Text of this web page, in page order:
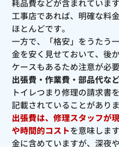
耗品費などが含まれていま
工事店であれば、明確な料
ほとんどです。
一方で、「格安」をうたう
金を安く見せておいて、後
ケースもあるため注意が必要
出張費・作業費・部品代な
トイレつまり修理の請求書
記載されていることがありま
出張費は、修理スタッフが
や時間的コストを意味しま
金に含めていますが、深夜